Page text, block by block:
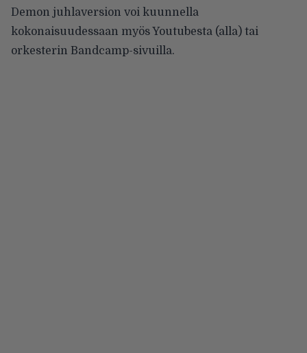
Demon juhlaversion voi kuunnella
kokonaisuudessaan myösYoutubesta (alla) tai
orkesterin Bandcamp-sivuilla.